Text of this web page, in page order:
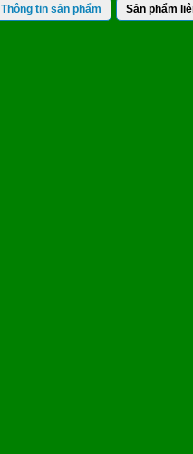
Thông tin sản phẩm Sản phẩm